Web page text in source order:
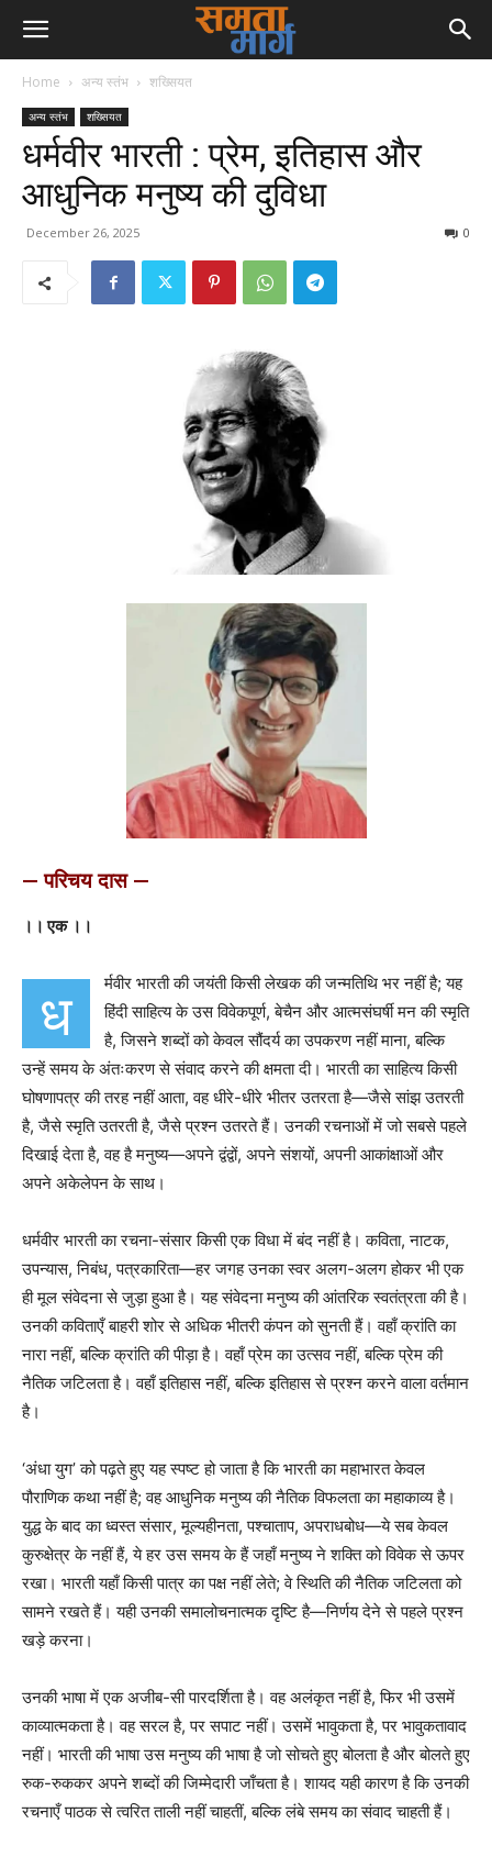
Home अन्य स्तंभ शख्सियत
अन्य स्तंभ शख्सियत
धर्मवीर भारती : प्रेम, इतिहास और
आधुनिक मनुष्य की दुविधा
December 26, 2025 0
— परिचय दास —
।। एक ।।
ध
र्मवीर भारती की जयंती किसी लेखक की जन्मतिथि भर नहीं है; यह
हिंदी साहित्य के उस विवेकपूर्ण, बेचैन और आत्मसंघर्षी मन की स्मृति
है, जिसने शब्दों को केवल सौंदर्य का उपकरण नहीं माना, बल्कि
उन्हें समय के अंतःकरण से संवाद करने की क्षमता दी। भारती का साहित्य किसी
घोषणापत्र की तरह नहीं आता, वह धीरे-धीरे भीतर उतरता है—जैसे सांझ उतरती
है, जैसे स्मृति उतरती है, जैसे प्रश्न उतरते हैं। उनकी रचनाओं में जो सबसे पहले
दिखाई देता है, वह है मनुष्य—अपने द्वंद्वों, अपने संशयों, अपनी आकांक्षाओं और
अपने अकेलेपन के साथ।
धर्मवीर भारती का रचना-संसार किसी एक विधा में बंद नहीं है। कविता, नाटक,
उपन्यास, निबंध, पत्रकारिता—हर जगह उनका स्वर अलग-अलग होकर भी एक
ही मूल संवेदना से जुड़ा हुआ है। यह संवेदना मनुष्य की आंतरिक स्वतंत्रता की है।
उनकी कविताएँ बाहरी शोर से अधिक भीतरी कंपन को सुनती हैं। वहाँ क्रांति का
नारा नहीं, बल्कि क्रांति की पीड़ा है। वहाँ प्रेम का उत्सव नहीं, बल्कि प्रेम की
नैतिक जटिलता है। वहाँ इतिहास नहीं, बल्कि इतिहास से प्रश्न करने वाला वर्तमान
है।
‘अंधा युग’ को पढ़ते हुए यह स्पष्ट हो जाता है कि भारती का महाभारत केवल
पौराणिक कथा नहीं है; वह आधुनिक मनुष्य की नैतिक विफलता का महाकाव्य है।
युद्ध के बाद का ध्वस्त संसार, मूल्यहीनता, पश्चाताप, अपराधबोध—ये सब केवल
कुरुक्षेत्र के नहीं हैं, ये हर उस समय के हैं जहाँ मनुष्य ने शक्ति को विवेक से ऊपर
रखा। भारती यहाँ किसी पात्र का पक्ष नहीं लेते; वे स्थिति की नैतिक जटिलता को
सामने रखते हैं। यही उनकी समालोचनात्मक दृष्टि है—निर्णय देने से पहले प्रश्न
खड़े करना।
उनकी भाषा में एक अजीब-सी पारदर्शिता है। वह अलंकृत नहीं है, फिर भी उसमें
काव्यात्मकता है। वह सरल है, पर सपाट नहीं। उसमें भावुकता है, पर भावुकतावाद
नहीं। भारती की भाषा उस मनुष्य की भाषा है जो सोचते हुए बोलता है और बोलते हुए
रुक-रुककर अपने शब्दों की जिम्मेदारी जाँचता है। शायद यही कारण है कि उनकी
रचनाएँ पाठक से त्वरित ताली नहीं चाहतीं, बल्कि लंबे समय का संवाद चाहती हैं।